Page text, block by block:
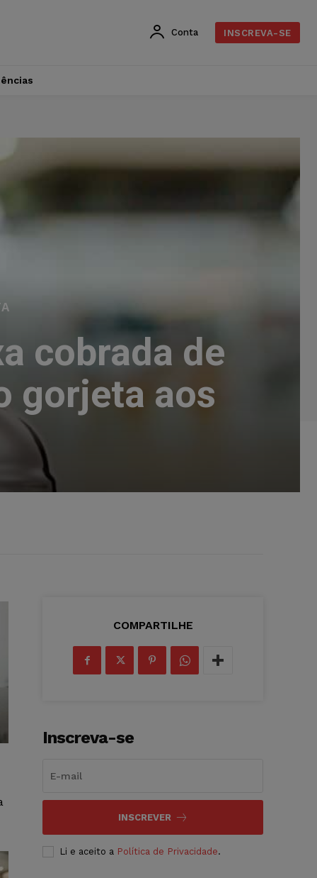
Conta INSCREVA-SE
cobrada de
gorjeta aos
COMPARTILHE
Inscreva-se
INSCREVER
Li e aceito a Política de Privacidade.